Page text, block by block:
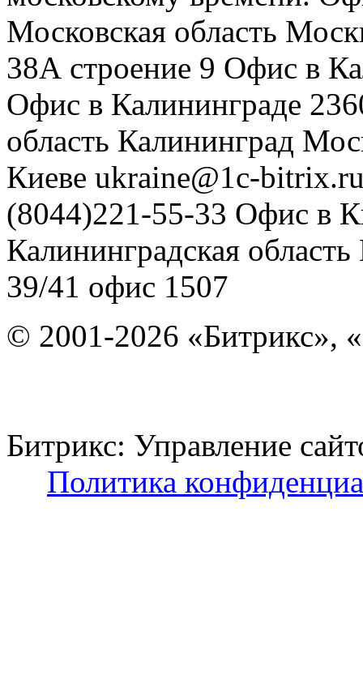
Московская область
38А строение 9 Офис в
Офис в Калининграде
область Калининград
Киеве ukraine@1c-
(8044)221-55-33 Офис в
Калининградская область
39/41 офис 1507
© 2001-2026 «Битрикс»,
Битрикс: Управление
Политика